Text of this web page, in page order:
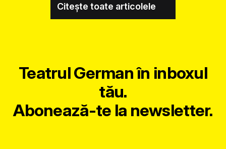
Citește toate articolele
Teatrul German în inboxul
tău.
Abonează-te la newsletter.